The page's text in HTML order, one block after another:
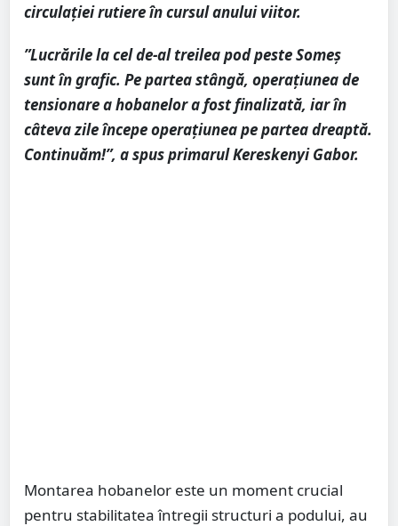
circulației rutiere în cursul anului viitor.
”Lucrările la cel de-al treilea pod peste Someș
sunt în grafic. Pe partea stângă, operațiunea de
tensionare a hobanelor a fost finalizată, iar în
câteva zile începe operațiunea pe partea dreaptă.
Continuăm!”, a spus primarul Kereskenyi Gabor.
Montarea hobanelor este un moment crucial
pentru stabilitatea întregii structuri a podului, au